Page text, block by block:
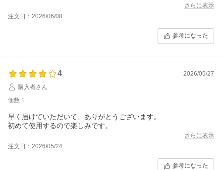
さらに表示
注文日：2026/06/08
参考になった
4
2026/05/27
購入者さん
個数:1
早く届けていただいて、ありがとうございます。
初めて使用するので楽しみです。
さらに表示
注文日：2026/05/24
参考になった